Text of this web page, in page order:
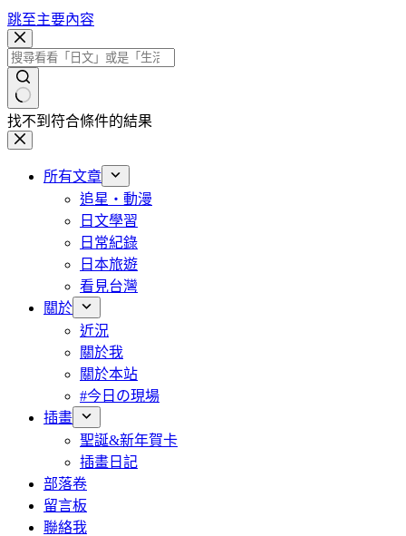
跳至主要內容
找不到符合條件的結果
所有文章
追星・動漫
日文學習
日常紀錄
日本旅遊
看見台灣
關於
近況
關於我
關於本站
#今日の現場
插畫
聖誕&新年賀卡
插畫日記
部落卷
留言板
聯絡我